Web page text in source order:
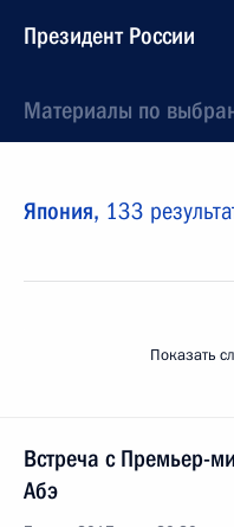
Президент России
Материалы по
Япония, 133
Показать
Встреча с Премьер-
Абэ